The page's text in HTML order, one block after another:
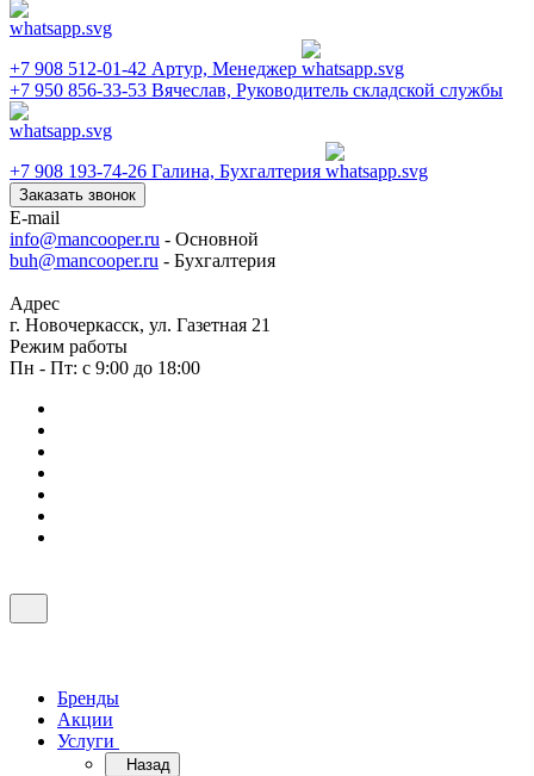
+7 908 512-01-42 Артур, Менеджер
+7 950 856-33-53 Вячеслав, Руководитель складской службы
+7 908 193-74-26 Галина, Бухгалтерия
Заказать звонок
E-mail
info@mancooper.ru - Основной
buh@mancooper.ru - Бухгалтерия
Адрес
г. Новочеркасск, ул. Газетная 21
Режим работы
Пн - Пт: с 9:00 до 18:00
Бренды
Акции
Услуги
Назад